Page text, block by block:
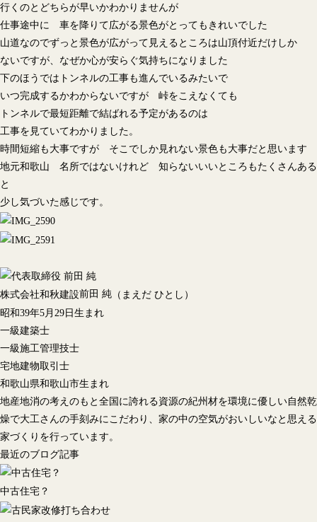
行くのとどちらが早いかわかりませんが
仕事途中に 車を降りて広がる景色がとってもきれいでした
山道なのでずっと景色が広がって見えるところは山頂付近だけしか
ないですが、なぜか心が安らぐ気持ちになりました
下のほうではトンネルの工事も進んでいるみたいで
いつ完成するかわからないですが 峠をこえなくても
トンネルで最短距離で結ばれる予定があるのは
工事を見ていてわかりました。
時間短縮も大事ですが そこでしか見れない景色も大事だと思います
地元和歌山 名所ではないけれど 知らないいいところもたくさんある
と
少し気づいた感じです。
株式会社和秋建設前田 純 （まえだ ひとし）
昭和39年5月29日生まれ
一級建築士
一級施工管理技士
宅地建物取引士
和歌山県和歌山市生まれ
地産地消の考えのもと全国に誇れる資源の紀州材を環境に優しい自然乾
燥で大工さんの手刻みにこだわり、家の中の空気がおいしいなと思える
家づくりを行っています。
最近のブログ記事
中古住宅？